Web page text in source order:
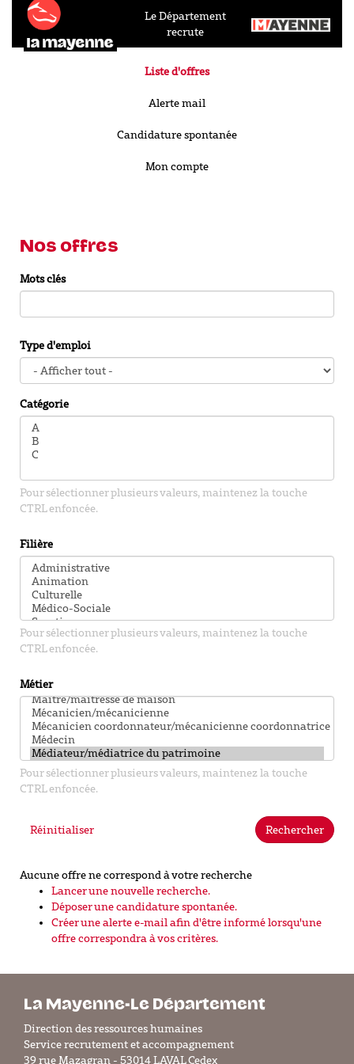
Le Département
recrute
Liste d'offres
Alerte mail
Candidature spontanée
Mon compte
Nos offres
Mots clés
Type d'emploi
Catégorie
Pour sélectionner plusieurs valeurs, maintenez la touche
CTRL enfoncée.
Filière
Pour sélectionner plusieurs valeurs, maintenez la touche
CTRL enfoncée.
Métier
Pour sélectionner plusieurs valeurs, maintenez la touche
CTRL enfoncée.
Rechercher
Réinitialiser
Aucune offre ne correspond à votre recherche
Lancer une nouvelle recherche.
Déposer une candidature spontanée.
Créer une alerte e-mail afin d'être informé lorsqu'une
offre correspondra à vos critères.
La Mayenne-Le Département
Direction des ressources humaines
Service recrutement et accompagnement
39 rue Mazagran - 53014 LAVAL Cedex